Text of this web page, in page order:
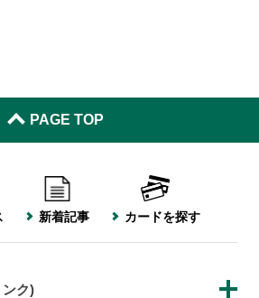
PAGE TOP
新着記事 カードを探す
ンク)